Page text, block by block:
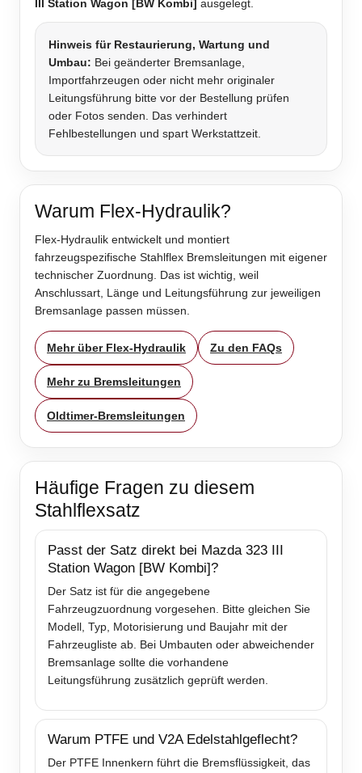
III Station Wagon [BW Kombi] ausgelegt.
Hinweis für Restaurierung, Wartung und
Umbau: Bei geänderter Bremsanlage,
Importfahrzeugen oder nicht mehr originaler
Leitungsführung bitte vor der Bestellung prüfen
oder Fotos senden. Das verhindert
Fehlbestellungen und spart Werkstattzeit.
Warum Flex-Hydraulik?
Flex-Hydraulik entwickelt und montiert
fahrzeugspezifische Stahlflex Bremsleitungen mit eigener
technischer Zuordnung. Das ist wichtig, weil
Anschlussart, Länge und Leitungsführung zur jeweiligen
Bremsanlage passen müssen.
Mehr über Flex-Hydraulik Zu den FAQs
Mehr zu Bremsleitungen
Oldtimer-Bremsleitungen
Häufige Fragen zu diesem
Stahlflexsatz
Passt der Satz direkt bei Mazda 323 III
Station Wagon [BW Kombi]?
Der Satz ist für die angegebene
Fahrzeugzuordnung vorgesehen. Bitte gleichen Sie
Modell, Typ, Motorisierung und Baujahr mit der
Fahrzeugliste ab. Bei Umbauten oder abweichender
Bremsanlage sollte die vorhandene
Leitungsführung zusätzlich geprüft werden.
Warum PTFE und V2A Edelstahlgeflecht?
Der PTFE Innenkern führt die Bremsflüssigkeit, das